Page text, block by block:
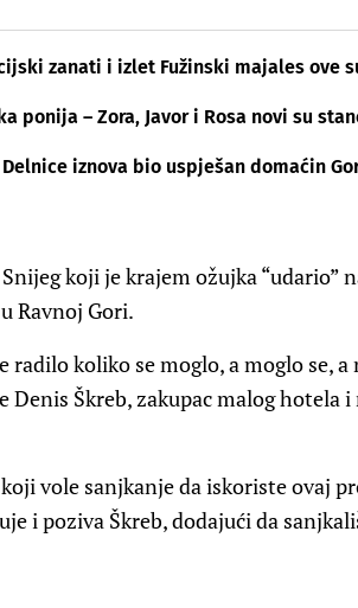
zanati i izlet Fužinski majales ove
ponija – Zora, Javor i Rosa novi su
iznova bio uspješan domaćin
Snijeg koji je krajem ožujka “udario”
Ravnoj Gori.
radilo koliko se moglo, a moglo se,
Denis Škreb, zakupac malog hotela
vole sanjkanje da iskoriste ovaj
i poziva Škreb, dodajući da